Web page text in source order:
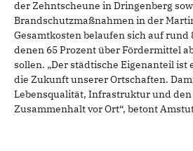
der Zehntscheune in Dringenberg
Brandschutzmaßnahmen in der
Gesamtkosten belaufen sich auf rund
denen 65 Prozent über Fördermittel
sollen. „Der städtische Eigenanteil
die Zukunft unserer Ortschaften.
Lebensqualität, Infrastruktur und
Zusammenhalt vor Ort“, betont